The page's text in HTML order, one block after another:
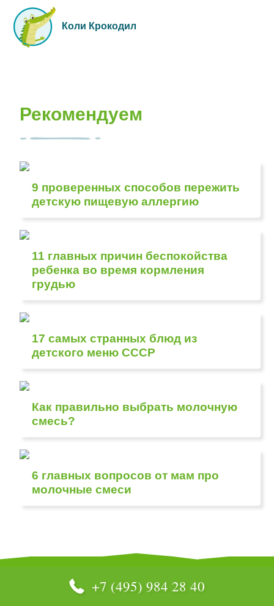
Коли Крокодил
Рекомендуем
9 проверенных способов пережить
детскую пищевую аллергию
11 главных причин беспокойства
ребенка во время кормления
грудью
17 самых странных блюд из
детского меню СССР
Как правильно выбрать молочную
смесь?
6 главных вопросов от мам про
молочные смеси
+7 (495) 984 28 40